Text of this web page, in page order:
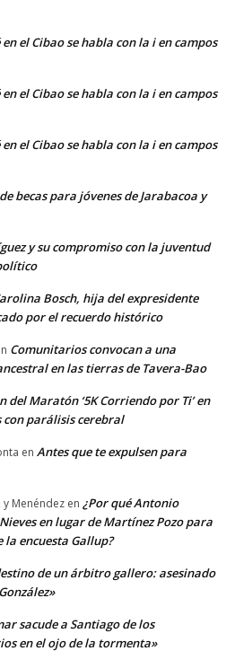
el Cibao se habla con la i en campos
el Cibao se habla con la i en campos
el Cibao se habla con la i en campos
becas para jóvenes de Jarabacoa y
y su compromiso con la juventud
Bosch, hija del expresidente
por el recuerdo histórico
Comunitarios convocan a una
en las tierras de Tavera-Bao
del Maratón ‘5K Corriendo por Ti’ en
con parálisis cerebral
en Antes que te expulsen para
Menéndez en ¿Por qué Antonio
en lugar de Martínez Pozo para
encuesta Gallup?
de un árbitro gallero: asesinado
sacude a Santiago de los
en el ojo de la tormenta»